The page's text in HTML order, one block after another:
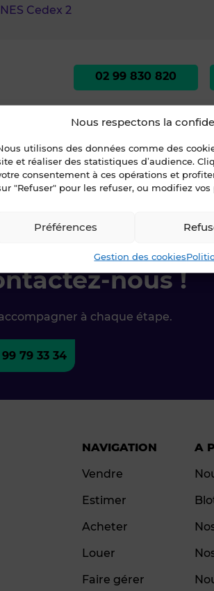
Nous respectons la
utilisons des données comme des
et réaliser des statistiques d’audience.
consentement à ces opérations et
"Refuser" pour les refuser, ou modifiez
Préférences
Gestion des cookies
Vilaine
Cedex 2
02 99 830 820
nous !
à chaque étape.
79 33 34
NAVIGATION
Vendre
Estimer
Acheter
Louer
Faire gérer
A